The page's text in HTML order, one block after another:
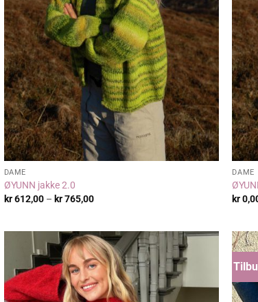
DAME
ØYUNN jakke 2.0
kr612,00 – kr765,00Prisområde:
DAME
kr